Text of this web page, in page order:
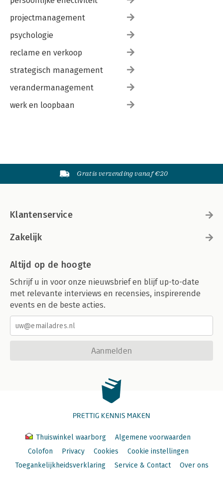
projectmanagement
psychologie
reclame en verkoop
strategisch management
verandermanagement
werk en loopbaan
Gratis verzending vanaf €20
Klantenservice
Zakelijk
Altijd op de hoogte
Schrijf u in voor onze nieuwsbrief en blijf up-to-date
met relevante interviews en recensies, inspirerende
events en de beste acties.
Aanmelden
PRETTIG KENNIS MAKEN
Thuiswinkel waarborg
Algemene voorwaarden
Colofon
Privacy Cookies
Cookie instellingen
Toegankelijkheidsverklaring
Service & Contact Over ons